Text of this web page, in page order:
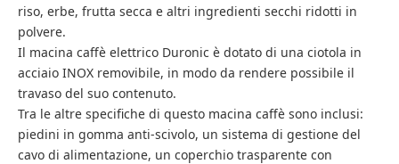
riso, erbe, frutta secca e altri ingredienti secchi ridotti in
polvere.
Il macina caffè elettrico Duronic è dotato di una ciotola in
acciaio INOX removibile, in modo da rendere possibile il
travaso del suo contenuto.
Tra le altre specifiche di questo macina caffè sono inclusi:
piedini in gomma anti-scivolo, un sistema di gestione del
cavo di alimentazione, un coperchio trasparente con